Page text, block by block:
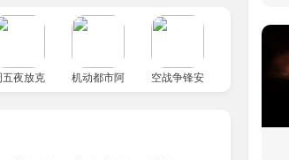
五夜放克小马宝莉错误化模组
机动都市阿尔法 空战争锋安卓版